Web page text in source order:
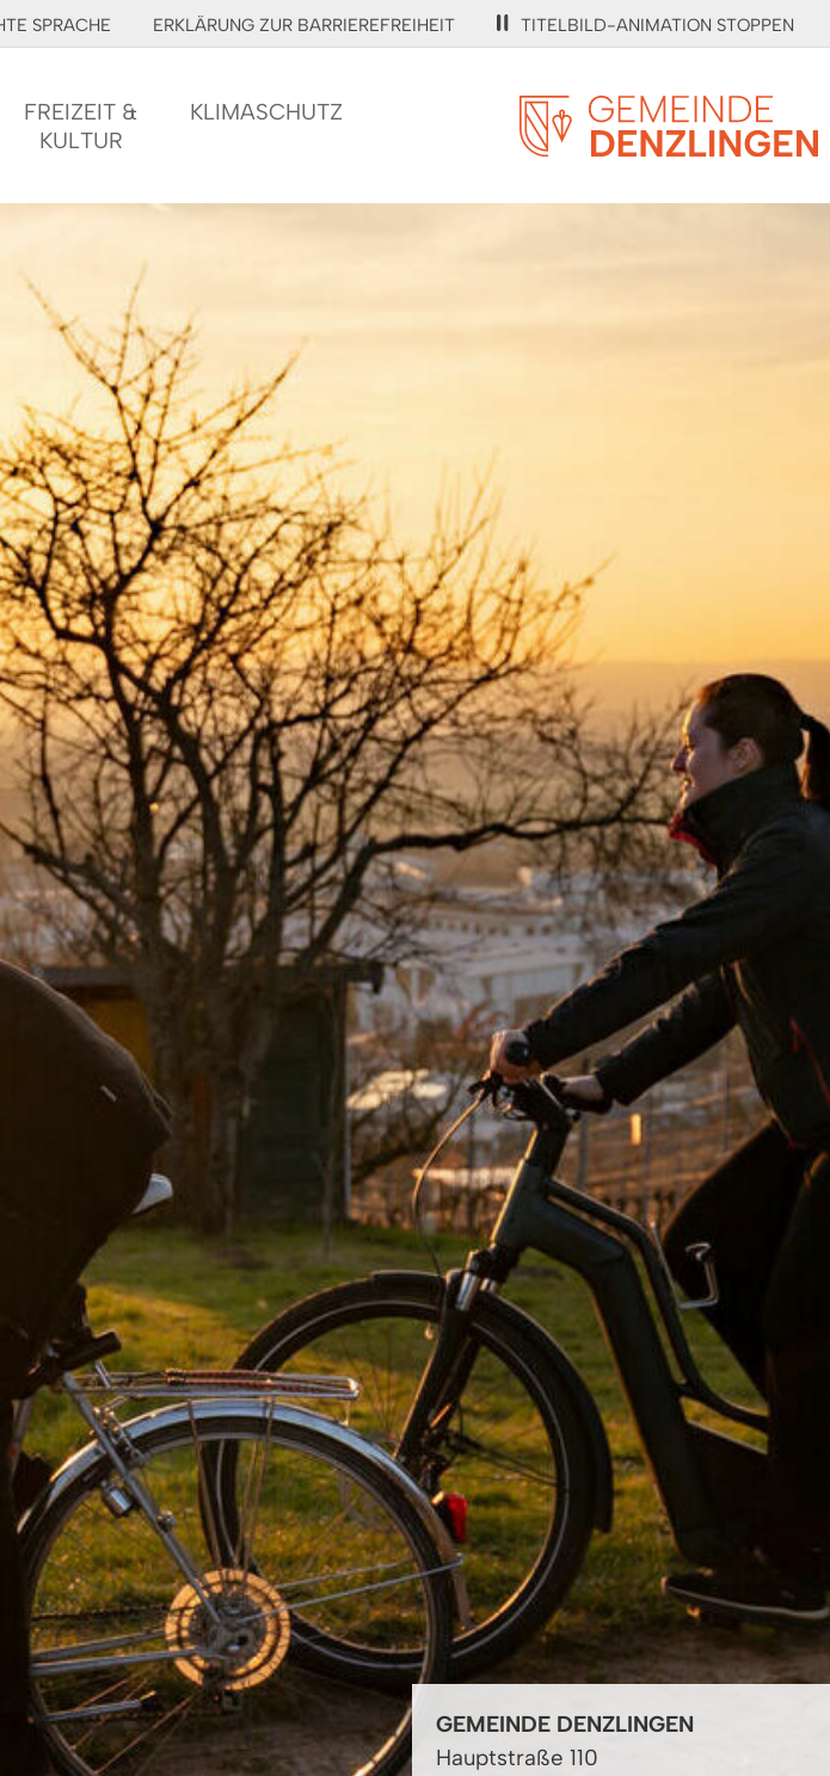
SPRACHE ERKLÄRUNG ZUR BARRIEREFREIHEIT TITELBILD-ANIMATION STOPPEN
FREIZEIT &
KULTUR
KLIMASCHUTZ
GEMEINDE DENZLINGEN
Hauptstraße 110